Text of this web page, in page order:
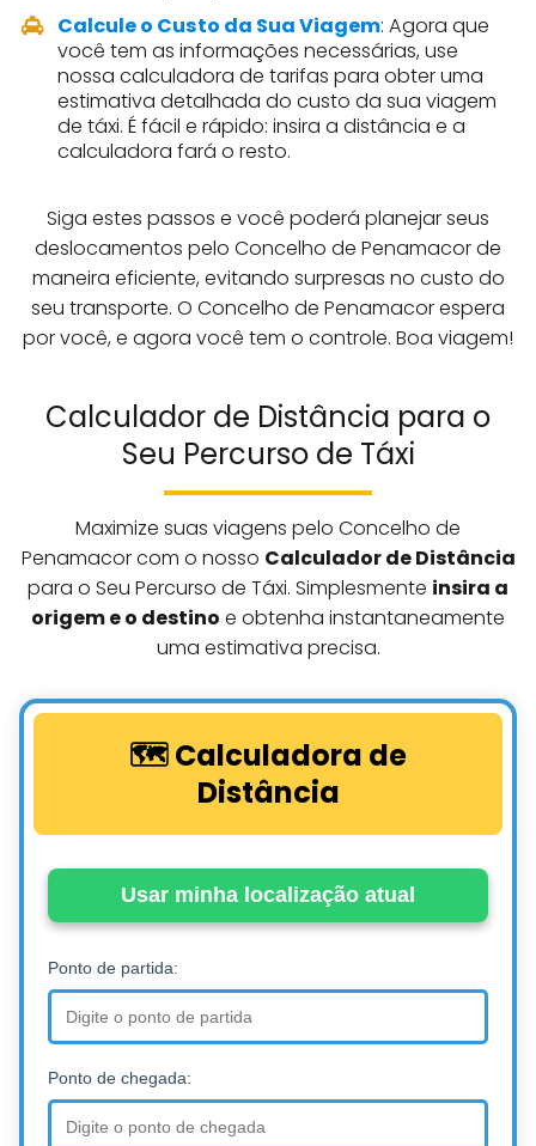
Calcule o Custo da Sua Viagem: Agora que
você tem as informações necessárias, use
nossa calculadora de tarifas para obter uma
estimativa detalhada do custo da sua viagem
de táxi. É fácil e rápido: insira a distância e a
calculadora fará o resto.
Siga estes passos e você poderá planejar seus
deslocamentos pelo Concelho de Penamacor de
maneira eficiente, evitando surpresas no custo do
seu transporte. O Concelho de Penamacor espera
por você, e agora você tem o controle. Boa viagem!
Calculador de Distância para o
Seu Percurso de Táxi
Maximize suas viagens pelo Concelho de
Penamacor com o nosso Calculador de Distância
para o Seu Percurso de Táxi. Simplesmente insira a
origem e o destino e obtenha instantaneamente
uma estimativa precisa.
🗺️ Calculadora de
Distância
Usar minha localização atual
Ponto de partida:
Ponto de chegada: